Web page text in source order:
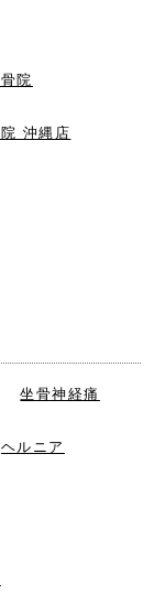
院
沖縄店
坐骨神経痛
ヘルニア